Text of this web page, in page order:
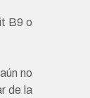
B9 o
no
de la